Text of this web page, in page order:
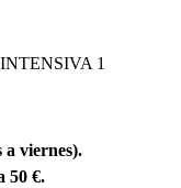
1
a viernes).
50 €.